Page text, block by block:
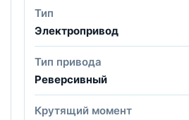
Тип
Электропривод
Тип привода
Реверсивный
Крутящий момент